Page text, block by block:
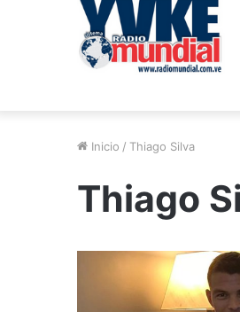
Inicio / Thiago Silva
Thiago